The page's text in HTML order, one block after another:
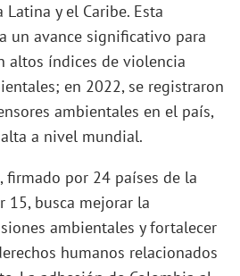
y el Caribe. Esta
un avance significativo para
altos índices de violencia
en 2022, se registraron
ambientales en el país,
a nivel mundial.
firmado por 24 países de la
15, busca mejorar la
ambientales y fortalecer
humanos relacionados